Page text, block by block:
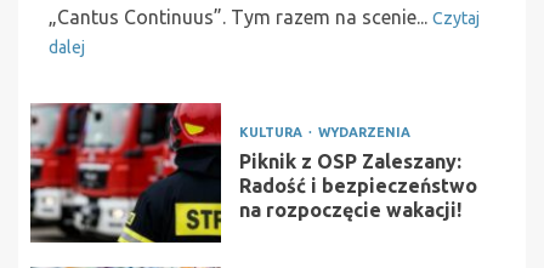
„Cantus Continuus”. Tym razem na scenie... Czytaj
dalej
KULTURA WYDARZENIA
Piknik z OSP Zaleszany:
Radość i bezpieczeństwo
na rozpoczęcie wakacji!